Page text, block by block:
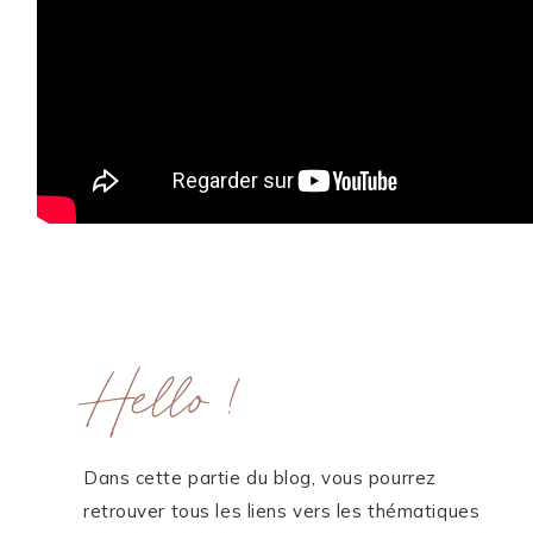
Hello !
Dans cette partie du blog, vous pourrez
retrouver tous les liens vers les thématiques